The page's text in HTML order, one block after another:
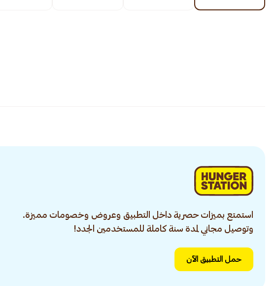
استمتع بميزات حصرية داخل التطبيق وعروض وخصومات مميزة.
وتوصيل مجاني لمدة سنة كاملة للمستخدمين الجدد!
حمل التطبيق الآن